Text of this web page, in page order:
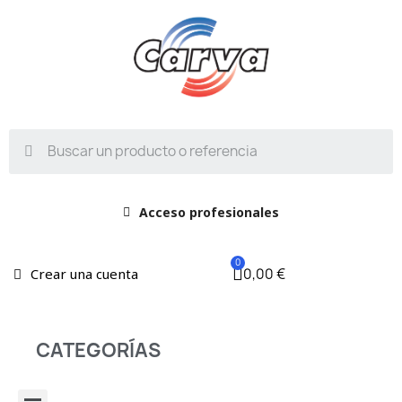
Acceso profesionales
Crear una cuenta 0,00 €
CATEGORÍAS